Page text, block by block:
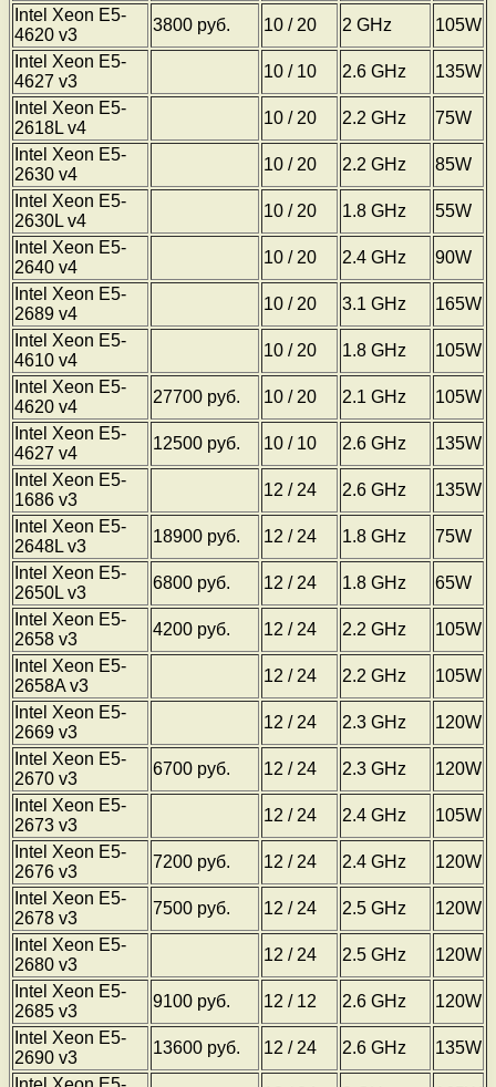
Intel Xeon E5-
4620 v3
3800 руб. 10 / 20 2 GHz
105W
Intel Xeon E5-
4627 v3
10 / 10 2.6 GHz
135W
Intel Xeon E5-
2618L v4
10 / 20 2.2 GHz
75W
Intel Xeon E5-
2630 v4
10 / 20 2.2 GHz
85W
Intel Xeon E5-
2630L v4
10 / 20 1.8 GHz
55W
Intel Xeon E5-
2640 v4
10 / 20 2.4 GHz
90W
Intel Xeon E5-
2689 v4
10 / 20 3.1 GHz
165W
Intel Xeon E5-
4610 v4
10 / 20 1.8 GHz
105W
Intel Xeon E5-
4620 v4
27700 руб. 10 / 20 2.1 GHz
105W
Intel Xeon E5-
4627 v4
12500 руб. 10 / 10 2.6 GHz
135W
Intel Xeon E5-
1686 v3
12 / 24 2.6 GHz
135W
Intel Xeon E5-
2648L v3
18900 руб. 12 / 24 1.8 GHz
75W
Intel Xeon E5-
2650L v3
6800 руб. 12 / 24 1.8 GHz
65W
Intel Xeon E5-
2658 v3
4200 руб. 12 / 24 2.2 GHz
105W
Intel Xeon E5-
2658A v3
12 / 24 2.2 GHz
105W
Intel Xeon E5-
2669 v3
12 / 24 2.3 GHz
120W
Intel Xeon E5-
2670 v3
6700 руб. 12 / 24 2.3 GHz
120W
Intel Xeon E5-
2673 v3
12 / 24 2.4 GHz
105W
Intel Xeon E5-
2676 v3
7200 руб. 12 / 24 2.4 GHz
120W
Intel Xeon E5-
2678 v3
7500 руб. 12 / 24 2.5 GHz
120W
Intel Xeon E5-
2680 v3
12 / 24 2.5 GHz
120W
Intel Xeon E5-
2685 v3
9100 руб. 12 / 12 2.6 GHz
120W
Intel Xeon E5-
2690 v3
13600 руб. 12 / 24 2.6 GHz
135W